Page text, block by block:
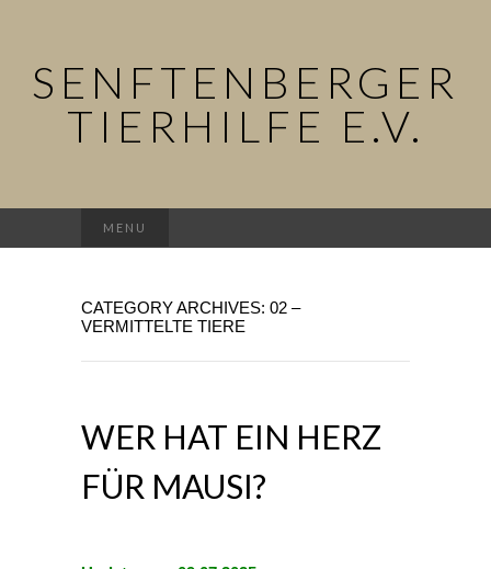
SENFTENBERGER
TIERHILFE E.V.
MENU
nach:
CATEGORY ARCHIVES: 02 –
VERMITTELTE TIERE
WER HAT EIN HERZ
FÜR MAUSI?